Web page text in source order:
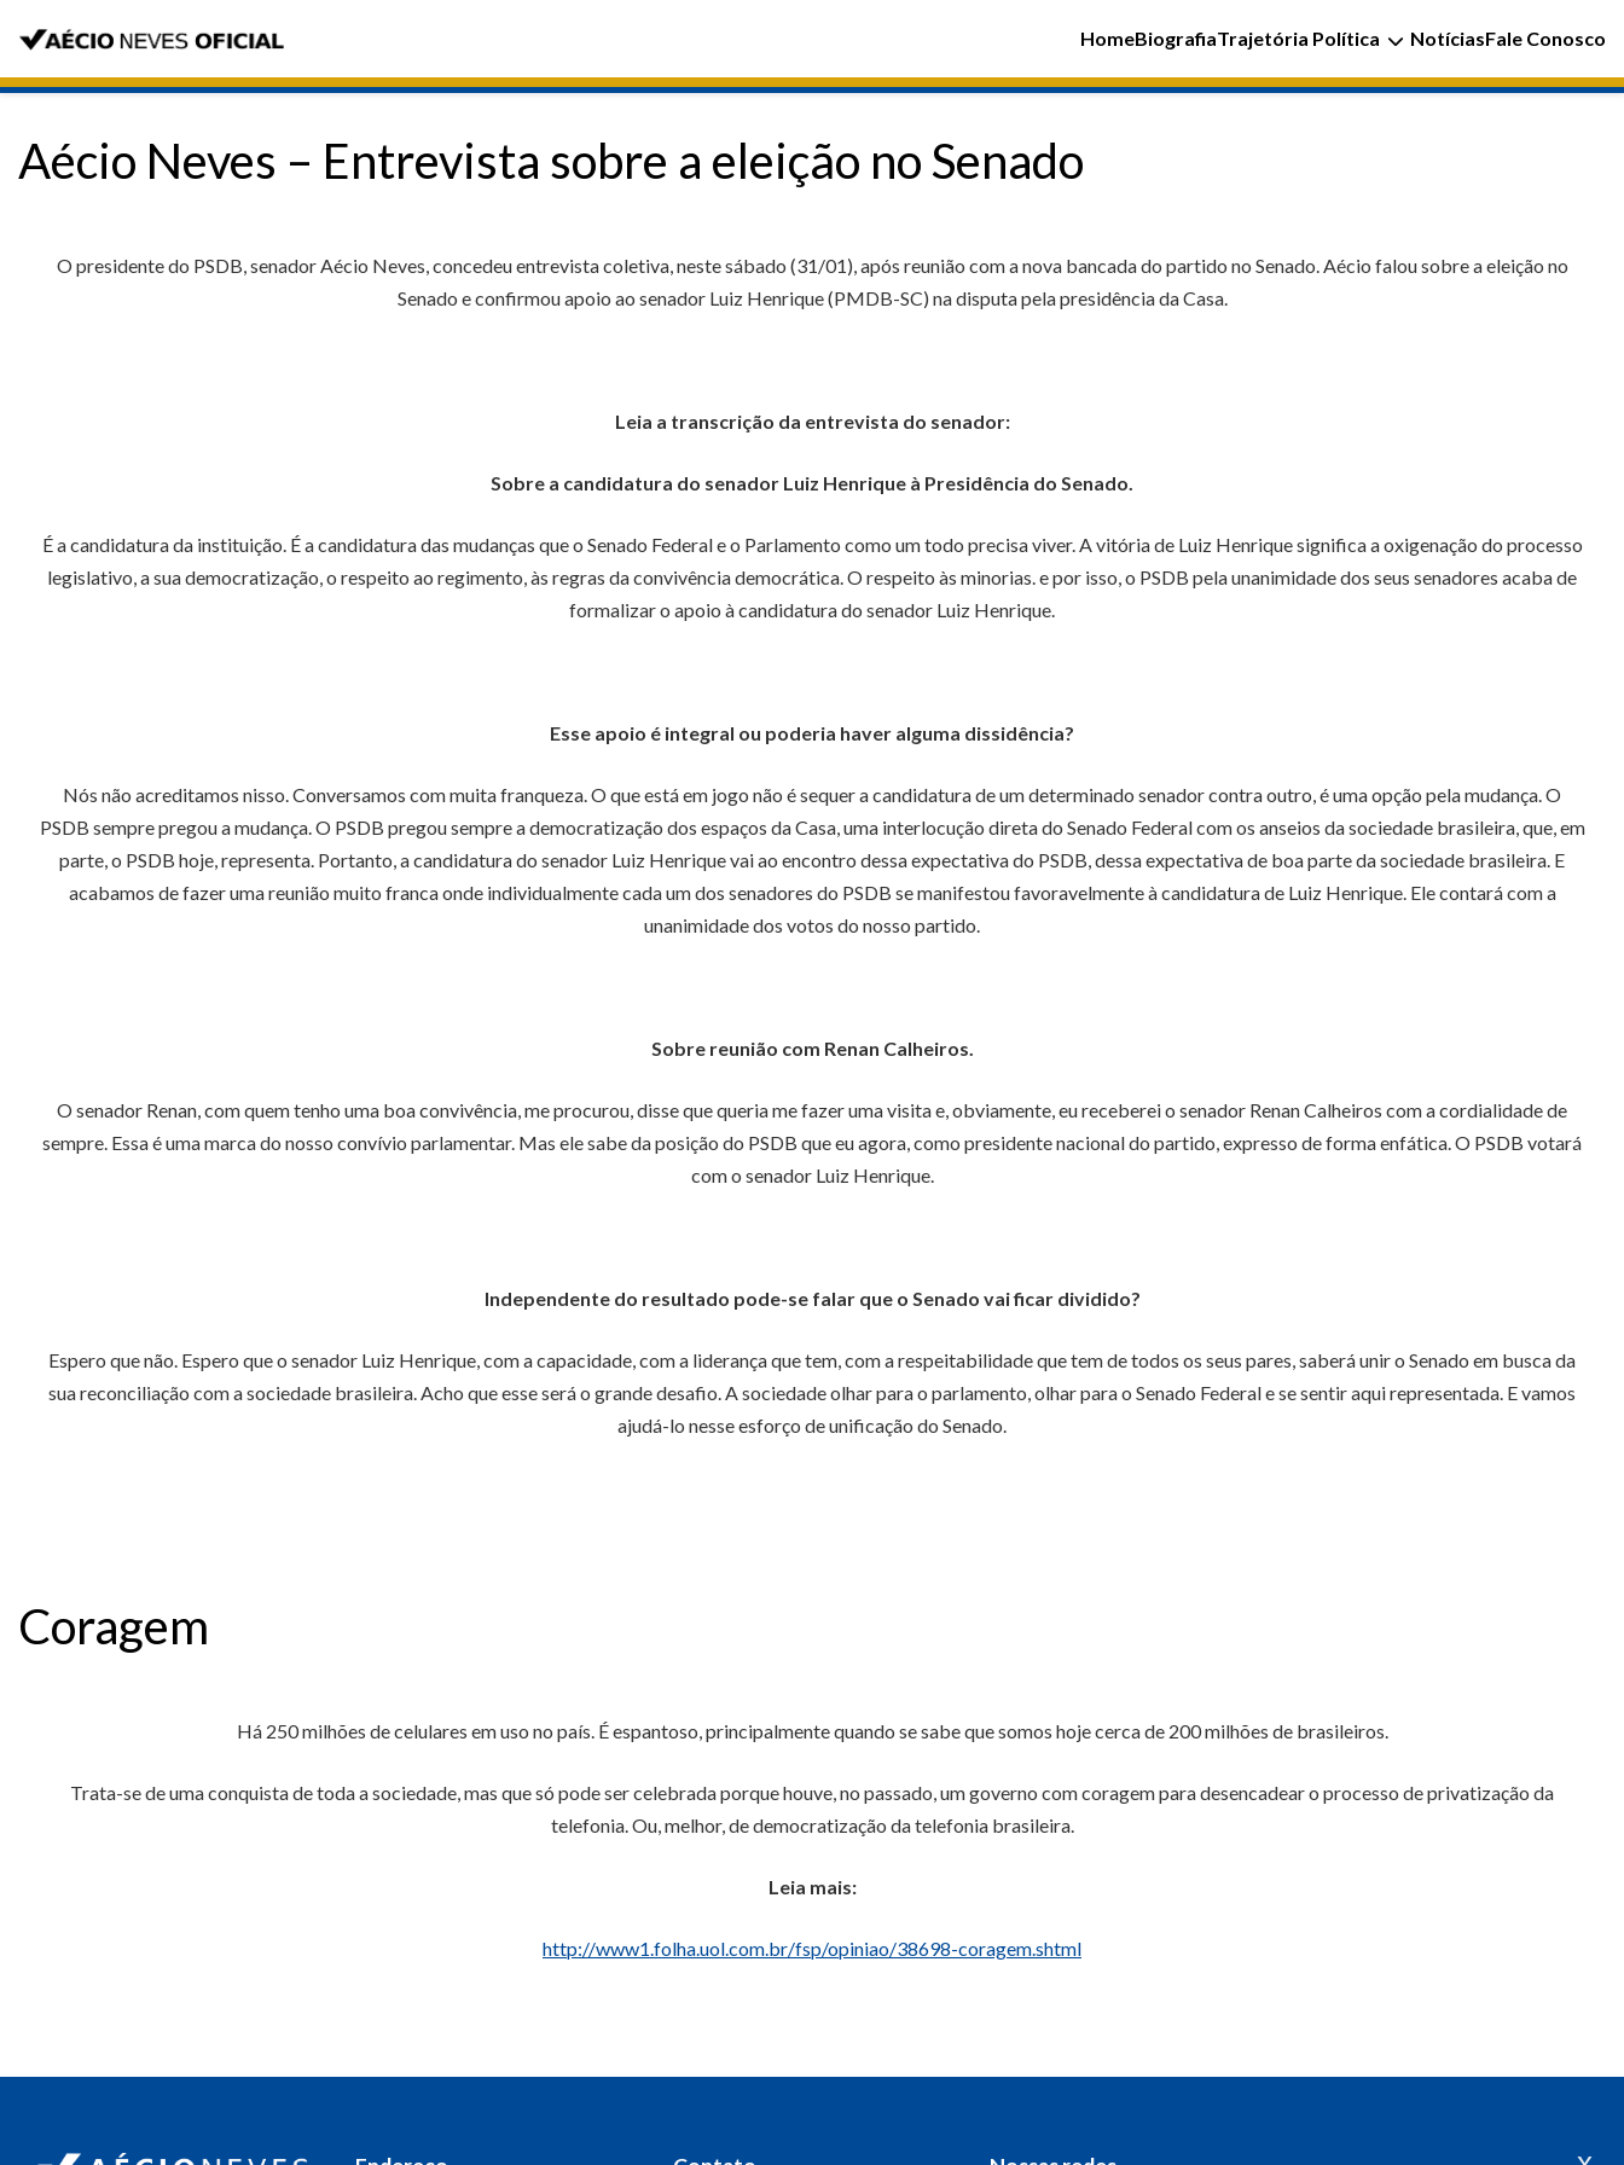
HomeBiografiaTrajetória Política NotíciasFale Conosco
Aécio Neves – Entrevista sobre a eleição no Senado
O presidente do PSDB, senador Aécio Neves, concedeu entrevista coletiva, neste sábado (31/01), após reunião com a nova bancada do partido no Senado. Aécio falou sobre a eleição no
Senado e confirmou apoio ao senador Luiz Henrique (PMDB-SC) na disputa pela presidência da Casa.
Leia a transcrição da entrevista do senador:
Sobre a candidatura do senador Luiz Henrique à Presidência do Senado.
É a candidatura da instituição. É a candidatura das mudanças que o Senado Federal e o Parlamento como um todo precisa viver. A vitória de Luiz Henrique significa a oxigenação do processo
legislativo, a sua democratização, o respeito ao regimento, às regras da convivência democrática. O respeito às minorias. e por isso, o PSDB pela unanimidade dos seus senadores acaba de
formalizar o apoio à candidatura do senador Luiz Henrique.
Esse apoio é integral ou poderia haver alguma dissidência?
Nós não acreditamos nisso. Conversamos com muita franqueza. O que está em jogo não é sequer a candidatura de um determinado senador contra outro, é uma opção pela mudança. O
PSDB sempre pregou a mudança. O PSDB pregou sempre a democratização dos espaços da Casa, uma interlocução direta do Senado Federal com os anseios da sociedade brasileira, que, em
parte, o PSDB hoje, representa. Portanto, a candidatura do senador Luiz Henrique vai ao encontro dessa expectativa do PSDB, dessa expectativa de boa parte da sociedade brasileira. E
acabamos de fazer uma reunião muito franca onde individualmente cada um dos senadores do PSDB se manifestou favoravelmente à candidatura de Luiz Henrique. Ele contará com a
unanimidade dos votos do nosso partido.
Sobre reunião com Renan Calheiros.
O senador Renan, com quem tenho uma boa convivência, me procurou, disse que queria me fazer uma visita e, obviamente, eu receberei o senador Renan Calheiros com a cordialidade de
sempre. Essa é uma marca do nosso convívio parlamentar. Mas ele sabe da posição do PSDB que eu agora, como presidente nacional do partido, expresso de forma enfática. O PSDB votará
com o senador Luiz Henrique.
Independente do resultado pode-se falar que o Senado vai ficar dividido?
Espero que não. Espero que o senador Luiz Henrique, com a capacidade, com a liderança que tem, com a respeitabilidade que tem de todos os seus pares, saberá unir o Senado em busca da
sua reconciliação com a sociedade brasileira. Acho que esse será o grande desafio. A sociedade olhar para o parlamento, olhar para o Senado Federal e se sentir aqui representada. E vamos
ajudá-lo nesse esforço de unificação do Senado.
Coragem
Há 250 milhões de celulares em uso no país. É espantoso, principalmente quando se sabe que somos hoje cerca de 200 milhões de brasileiros.
Trata-se de uma conquista de toda a sociedade, mas que só pode ser celebrada porque houve, no passado, um governo com coragem para desencadear o processo de privatização da
telefonia. Ou, melhor, de democratização da telefonia brasileira.
Leia mais:
http://www1.folha.uol.com.br/fsp/opiniao/38698-coragem.shtml